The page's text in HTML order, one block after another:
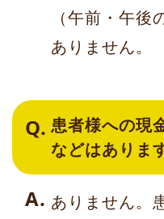
（午前・午
ありません。
患者様への現
などはありま
ありません。